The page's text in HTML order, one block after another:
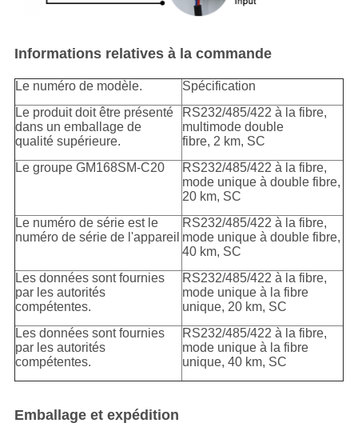
Informations relatives à la commande
Le numéro de modèle.
Spécification
Le produit doit être présenté
dans un emballage de
qualité supérieure.
RS232/485/422 à la fibre,
multimode double
fibre, 2 km, SC
Le groupe GM168SM-C20
RS232/485/422 à la fibre,
mode unique à double fibre,
20 km, SC
Le numéro de série est le
numéro de série de l'appareil
RS232/485/422 à la fibre,
mode unique à double fibre,
40 km, SC
Les données sont fournies
par les autorités
compétentes.
RS232/485/422 à la fibre,
mode unique à la fibre
unique, 20 km, SC
Les données sont fournies
par les autorités
compétentes.
RS232/485/422 à la fibre,
mode unique à la fibre
unique, 40 km, SC
Emballage et expédition